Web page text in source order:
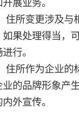
展业务。
住所变更涉及与
果处理得当，
行。
住所作为企业的
业的品牌形象产
外宣传。